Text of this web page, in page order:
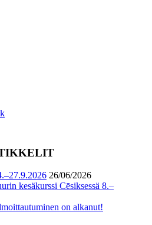
26/06/2026
kesäkurssi Cēsiksessä 8.–
on alkanut!